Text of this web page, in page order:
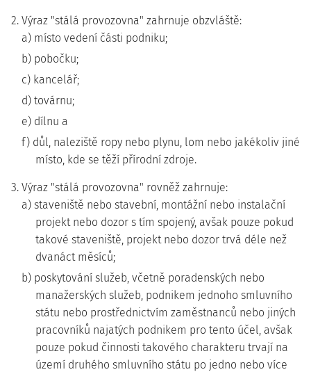
2. Výraz "stálá provozovna" zahrnuje obzvláště:
a) místo vedení části podniku;
b) pobočku;
c) kancelář;
d) továrnu;
e) dílnu a
f) důl, naleziště ropy nebo plynu, lom nebo jakékoliv jiné
místo, kde se těží přírodní zdroje.
3. Výraz "stálá provozovna" rovněž zahrnuje:
a) staveniště nebo stavební, montážní nebo instalační
projekt nebo dozor s tím spojený, avšak pouze pokud
takové staveniště, projekt nebo dozor trvá déle než
dvanáct měsíců;
b) poskytování služeb, včetně poradenských nebo
manažerských služeb, podnikem jednoho smluvního
státu nebo prostřednictvím zaměstnanců nebo jiných
pracovníků najatých podnikem pro tento účel, avšak
pouze pokud činnosti takového charakteru trvají na
území druhého smluvního státu po jedno nebo více